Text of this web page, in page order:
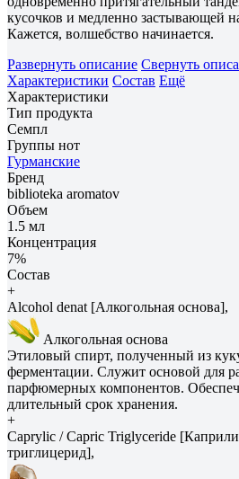
кусочков и медленно застывающей
Кажется, волшебство начинается.
Развернуть описание Свернуть
Характеристики Состав Ещё
Характеристики
Тип продукта
Семпл
Группы нот
Гурманские
Бренд
biblioteka aromatov
Объем
1.5 мл
Концентрация
7%
Состав
+
Alcohol denat [Алкогольная основа],
Алкогольная основа
Этиловый спирт, полученный из
ферментации. Служит основой для
парфюмерных компонентов.
длительный срок хранения.
+
Caprylic / Capric Triglyceride
триглицерид],